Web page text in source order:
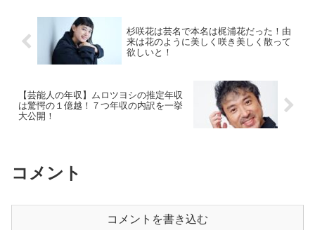
杉咲花は芸名で本名は梶浦花だった！由
来は花のように美しく咲き美しく散って
欲しいと！
【芸能人の年収】ムロツヨシの推定年収
は驚愕の１億越！７つ年収の内訳を一挙
大公開！
コメント
コメントを書き込む